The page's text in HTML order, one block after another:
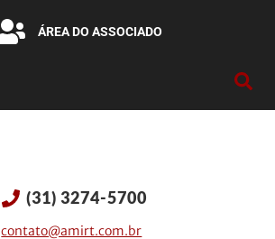
ÁREA DO ASSOCIADO
(31) 3274-5700
contato@amirt.com.br